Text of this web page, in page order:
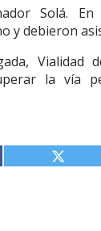
Solá.
y debieron
Vialidad
la vía